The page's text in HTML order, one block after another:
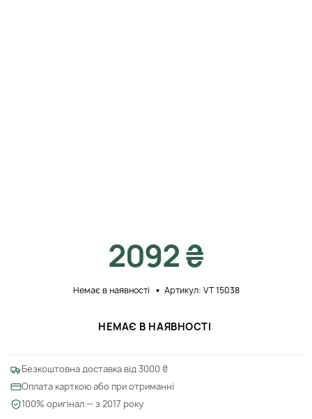
2092 ₴
Немає в наявності Артикул: VT 15038
НЕМАЄ В НАЯВНОСТІ
Безкоштовна доставка від 3000 ₴
Оплата карткою або при отриманні
100% оригінал — з 2017 року